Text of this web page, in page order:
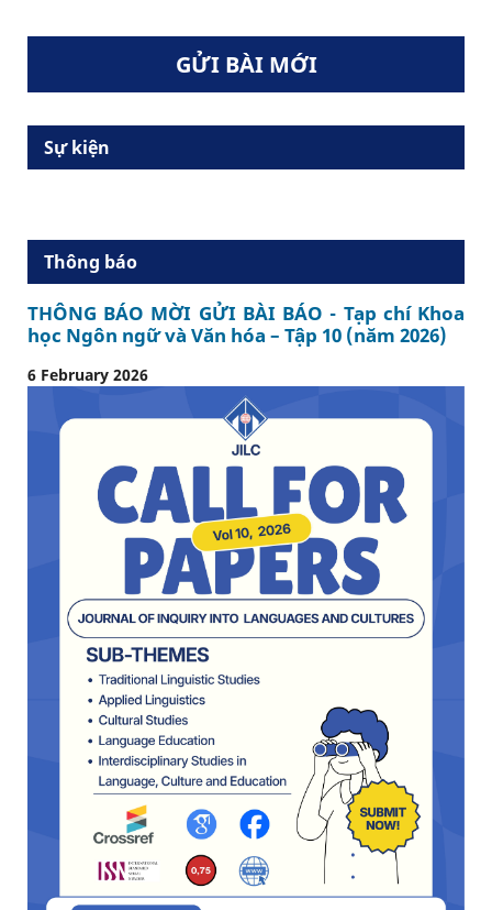
GỬI BÀI MỚI
Sự kiện
Thông báo
THÔNG BÁO MỜI GỬI BÀI BÁO - Tạp chí Khoa
học Ngôn ngữ và Văn hóa – Tập 10 (năm 2026)
6 February 2026